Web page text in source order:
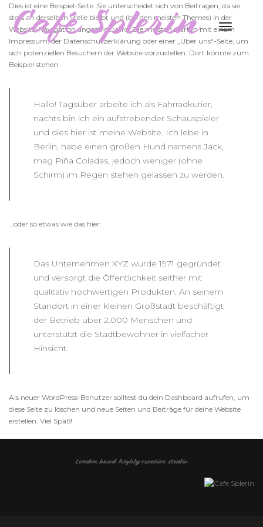
Toggle
Dies ist eine Beispiel-Seite. Sie unterscheidet sich von Beiträgen, da sie
stets an derselben Stelle bleibt und (bei den meisten Themes) in der
Website-Navigation angezeigt wird. Die meisten starten mit einem
Impressum, der Datenschutzerklärung oder einer „Über uns“-Seite, um
sich potenziellen Besuchern der Website vorzustellen. Dort könnte zum
Beispiel stehen:
Hallo! Tagsüber arbeite ich als Fahrradkurier,
nachts bin ich ein aufstrebender Schauspieler
und dies hier ist meine Website. Ich lebe in
Berlin, habe einen großen Hund namens Jack,
mag Piña Coladas, jedoch weniger (ohne
Schirm) im Regen stehen gelassen zu werden.
…oder so etwas wie das hier:
Das Unternehmen XYZ wurde 1971 gegründet
und versorgt die Öffentlichkeit seither mit
qualitativ hochwertigen Produkten. An seinem
Standort in einer kleinen Großstadt beschäftigt
der Betrieb über 2.000 Menschen und
unterstützt die Stadtbewohner in vielfacher
Hinsicht.
Als neuer WordPress-Benutzer solltest du dein Dashboard aufrufen, um
diese Seite zu löschen und neue Seiten und Beiträge für deine Website
erstellen. Viel Spaß!
London based highly creative studio